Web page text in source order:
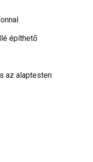
építhető
az alaptesten